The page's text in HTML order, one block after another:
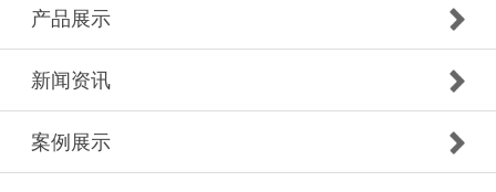
产品展示
新闻资讯
案例展示